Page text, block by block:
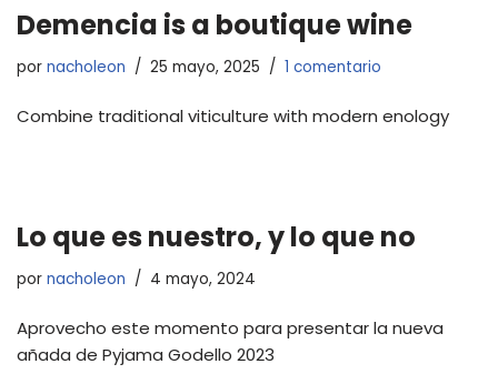
Demencia is a boutique wine
por nacholeon 25 mayo, 2025 1 comentario
Combine traditional viticulture with modern enology
Lo que es nuestro, y lo que no
por nacholeon 4 mayo, 2024
Aprovecho este momento para presentar la nueva
añada de Pyjama Godello 2023